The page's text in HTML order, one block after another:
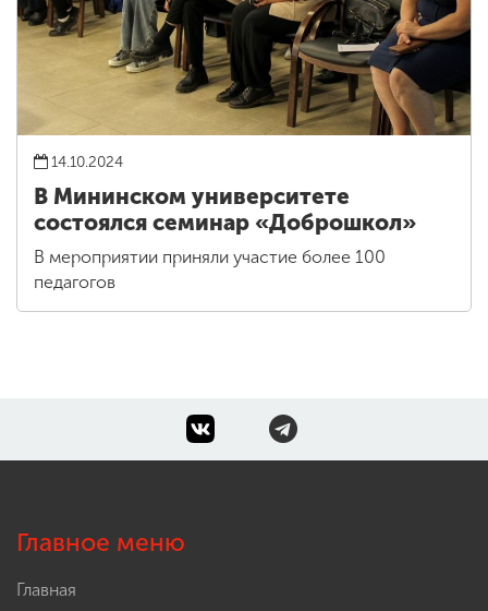
14.10.2024
В Мининском университете
состоялся семинар «Доброшкол»
В мероприятии приняли участие более 100
педагогов
Главное меню
Главная